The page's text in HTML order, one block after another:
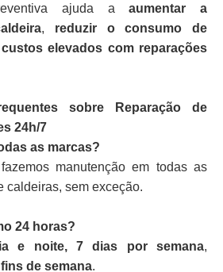
ajuda aaumentar a
, reduzir o consumo de
elevados com reparações
sobre Reparação de
24h/7
as marcas?
manutenção em todas as
caldeiras, sem exceção.
24 horas?
e noite, 7 dias por semana,
de semana.